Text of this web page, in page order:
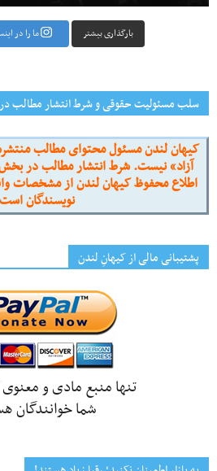
بارگذاری بیشتر ما را در
سلب مسئولیت حقوقی و شرط انتشار مطالب
کیهان لندن مسئول محتوای مطالب
آزاد» نیست. شرط انتشار مطالب در بخش
اطلاع محفوظ کیهان لندن از مشخصات
نویسندگان
پشتیبانی مالی از کیهانِ لندن
تنها منبع مادی و
شما خوانندگان